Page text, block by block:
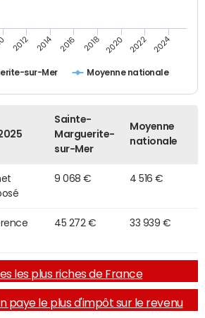
sur-Mer Moyenne nationale
2012 2014 2016 2018 2020 2022 2024
Sainte-
Marguerite-
sur-Mer
Moyenne
nationale
9 068 € 4 516 €
45 272 € 33 939 €
les plus riches de France
paye le plus d'impôt sur le revenu